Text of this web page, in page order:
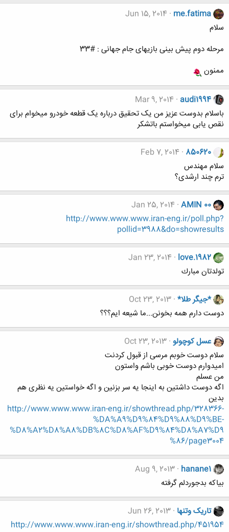
me.fatima
Jun 15, 2014
سلام
مرحله دوم پیش بینی بازیهای جام جهانی : #33
ممنون
audi1994
Mar 9, 2014
باسلام بدوست عزیز من یک تحقیق درباره یک قطعه خودرو میخوام برای
نقص یابی میخواستم باتشکر
850620
Feb 7, 2014
سلام مهندس
ترم چند ارشدی؟
AMIN 00
Jan 25, 2014
http://www.www.www.iran-eng.ir/poll.php?
pollid=3988&do=showresults
love.1982
Jan 23, 2014
تولدتان مبارك
*جیگر طلا* Oct 23, 2013
دوست دارم همه بخونن...ما شیعه ایم؟؟؟
عسل کوچولو Oct 23, 2013
سلام دوست خوبم مرسی از قبول کردنت
امیدوارم دوست خوبی باشم واستون
من عسلم
اگه دوست داشتین به اینجا یه سر بزنین و اگه خواستین یه نظری هم
بدین
http://www.www.www.iran-eng.ir/showthread.php/328366-
%DA%A9%D9%84%D9%88%D9%BE-
%D8%A2%D8%A8%DB%8C%D8%AF%D9%84%D8%A7%D9
%86/page3004
hanane1
Aug 9, 2013
بیاکه بدجوردلم گرفته
تاریک وتنها Jun 26, 2013
http://www.www.www.iran-eng.ir/showthread.php/451954